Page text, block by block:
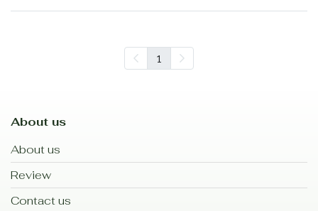
1
About us
About us
Review
Contact us